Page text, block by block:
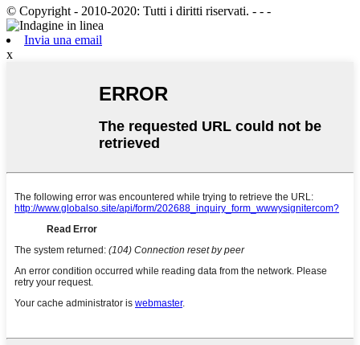
© Copyright - 2010-2020: Tutti i diritti riservati. - - -
Invia una email
x